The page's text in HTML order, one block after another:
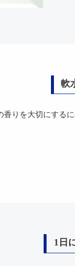
軟
りを大切にする
1日